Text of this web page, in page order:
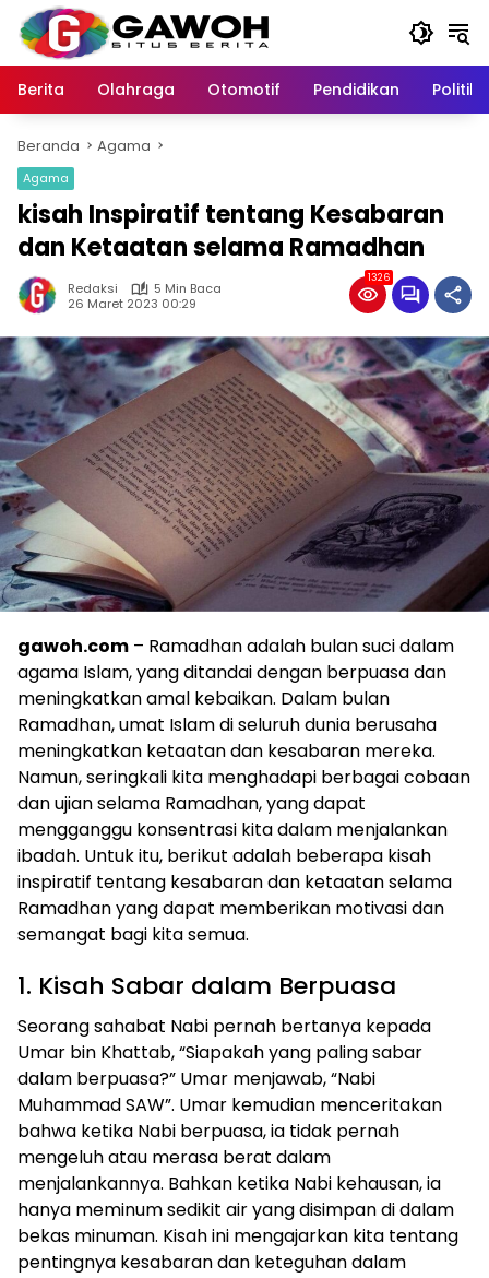
Langsung
konten
Berita
Olahraga Otomotif Pendidikan Politik
Beranda Agama
Agama
kisah Inspiratif tentang Kesabaran
dan Ketaatan selama Ramadhan
Redaksi
5 Min Baca
26 Maret 2023 00:29
1326
gawoh.com – Ramadhan adalah bulan suci dalam
agama Islam, yang ditandai dengan berpuasa dan
meningkatkan amal kebaikan. Dalam bulan
Ramadhan, umat Islam di seluruh dunia berusaha
meningkatkan ketaatan dan kesabaran mereka.
Namun, seringkali kita menghadapi berbagai cobaan
dan ujian selama Ramadhan, yang dapat
mengganggu konsentrasi kita dalam menjalankan
ibadah. Untuk itu, berikut adalah beberapa kisah
inspiratif tentang kesabaran dan ketaatan selama
Ramadhan yang dapat memberikan motivasi dan
semangat bagi kita semua.
1. Kisah Sabar dalam Berpuasa
Seorang sahabat Nabi pernah bertanya kepada
Umar bin Khattab, “Siapakah yang paling sabar
dalam berpuasa?” Umar menjawab, “Nabi
Muhammad SAW”. Umar kemudian menceritakan
bahwa ketika Nabi berpuasa, ia tidak pernah
mengeluh atau merasa berat dalam
menjalankannya. Bahkan ketika Nabi kehausan, ia
hanya meminum sedikit air yang disimpan di dalam
bekas minuman. Kisah ini mengajarkan kita tentang
pentingnya kesabaran dan keteguhan dalam